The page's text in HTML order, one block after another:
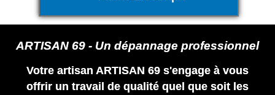
ARTISAN 69 - Un dépannage professionnel
Votre artisan ARTISAN 69 s'engage à vous
offrir un travail de qualité quel que soit les